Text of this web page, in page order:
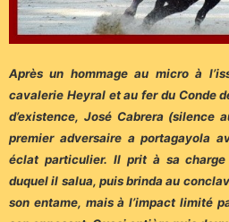
Après un hommage au micro à
cavalerie Heyral et au fer du Conde
d’existence, José Cabrera (silence
premier adversaire a portagayola
éclat particulier. Il prit à sa
duquel il salua, puis brinda au
son entame, mais à l’impact limité